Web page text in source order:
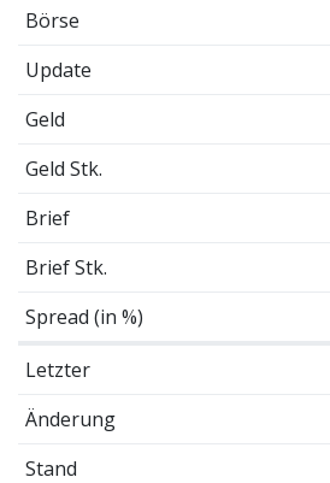
Börse
Update
Geld
Geld Stk.
Brief
Brief Stk.
Spread (in %)
Letzter
Änderung
Stand